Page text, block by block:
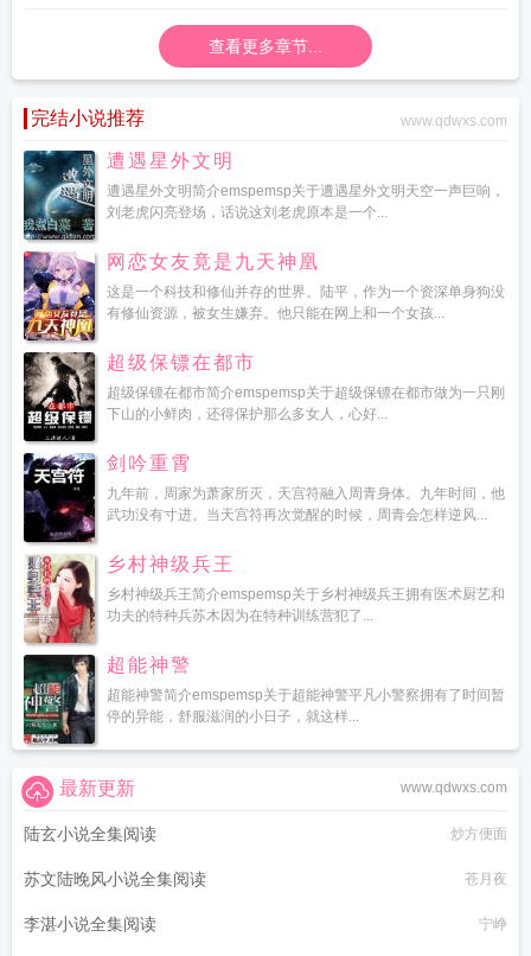
查看更多章节...
完结小说推荐 www.qdwxs.com
遭遇星外文明
遭遇星外文明简介emspemsp关于遭遇星外文明天空一声巨响，
刘老虎闪亮登场，话说这刘老虎原本是一个...
网恋女友竟是九天神凰
这是一个科技和修仙并存的世界。陆平，作为一个资深单身狗没
有修仙资源，被女生嫌弃。他只能在网上和一个女孩...
超级保镖在都市
超级保镖在都市简介emspemsp关于超级保镖在都市做为一只刚
下山的小鲜肉，还得保护那么多女人，心好...
剑吟重霄
九年前，周家为萧家所灭，天宫符融入周青身体。九年时间，他
武功没有寸进。当天宫符再次觉醒的时候，周青会怎样逆风...
乡村神级兵王
乡村神级兵王简介emspemsp关于乡村神级兵王拥有医术厨艺和
功夫的特种兵苏木因为在特种训练营犯了...
超能神警
超能神警简介emspemsp关于超能神警平凡小警察拥有了时间暂
停的异能，舒服滋润的小日子，就这样...
www.qdwxs.com
最新更新
陆玄小说全集阅读 炒方便面
苏文陆晚风小说全集阅读 苍月夜
李湛小说全集阅读 宁峥